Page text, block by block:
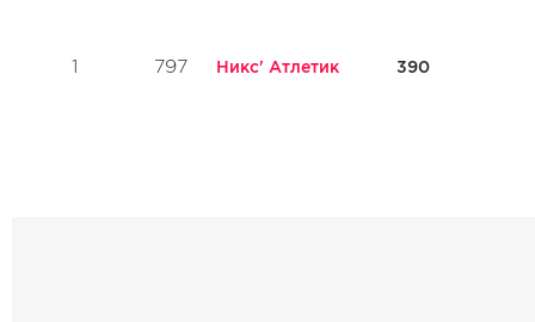
1 797 Никс' Атлетик 390